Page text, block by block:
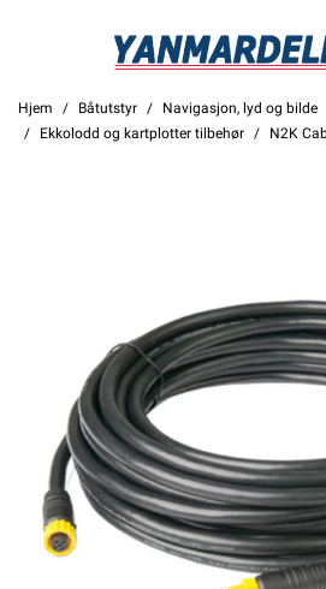
Hjem Båtutstyr
Navigasjon, lyd og bilde
Ekkolodd og kartplotter tilbehør
N2K